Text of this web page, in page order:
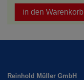
in den Warenkorb
Reinhold Müller GmbH